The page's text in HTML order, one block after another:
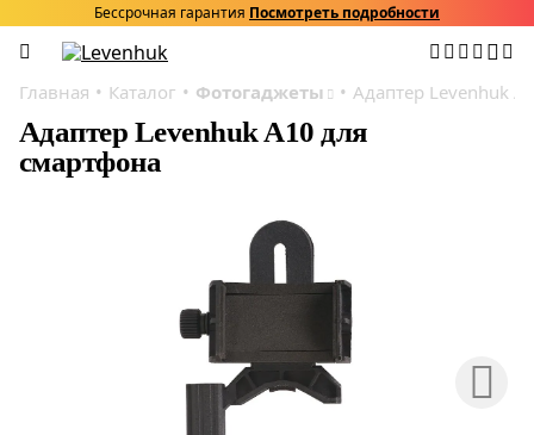
Бессрочная гарантия Посмотреть подробности
Главная Каталог Фотогаджеты Адаптер Levenhuk
Адаптер Levenhuk A10 для
смартфона